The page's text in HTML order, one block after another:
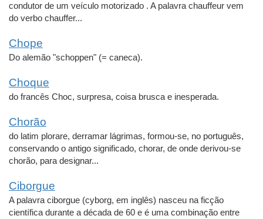
condutor de um veículo motorizado . A palavra chauffeur vem
do verbo chauffer...
Chope
Do alemão "schoppen" (= caneca).
Choque
do francês Choc, surpresa, coisa brusca e inesperada.
Chorão
do latim plorare, derramar lágrimas, formou-se, no português,
conservando o antigo significado, chorar, de onde derivou-se
chorão, para designar...
Ciborgue
A palavra ciborgue (cyborg, em inglês) nasceu na ficção
científica durante a década de 60 e é uma combinação entre